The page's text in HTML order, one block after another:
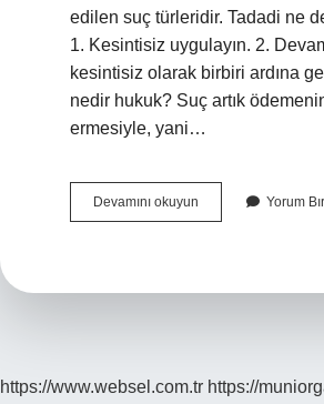
edilen suç türleridir. Tadadi ne
1. Kesintisiz uygulayın. 2.
kesintisiz olarak birbiri ardına
nedir hukuk? Suç artık
ermesiyle, yani…
Devamını okuyun
Hukuk
Yorum
https://www.websel.com.tr https://